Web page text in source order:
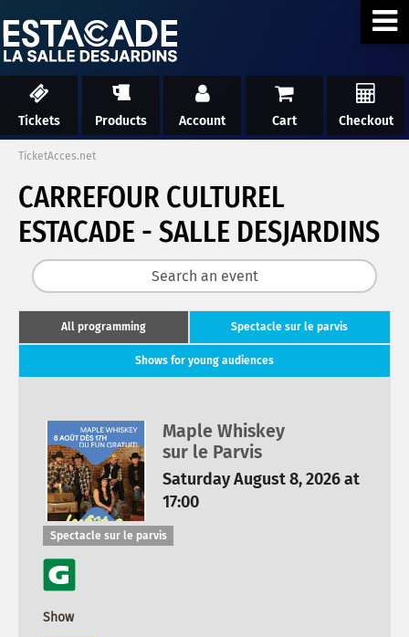
Tickets Products Account Cart Checkout
TicketAcces.net
CARREFOUR CULTUREL
ESTACADE - SALLE DESJARDINS
All programming Spectacle sur le parvis
Shows for young audiences
Maple Whiskey
sur le Parvis
Saturday August 8, 2026 at
17:00
Spectacle sur le parvis
Show